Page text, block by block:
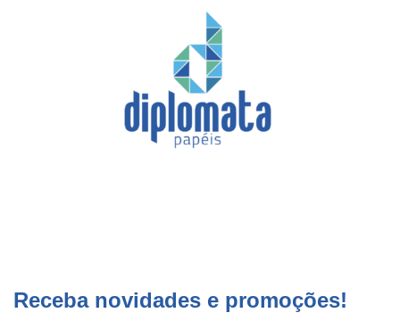
Receba novidades e promoções!